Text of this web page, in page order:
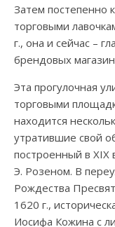
Затем постепенно
торговыми
г., она и сейчас –
брендовых
Эта прогулочная
торговыми
находится
утратившие свой
построенный в XIX
Э. Розеном. В
Рождества
1620 г.,
Иосифа Кожина с